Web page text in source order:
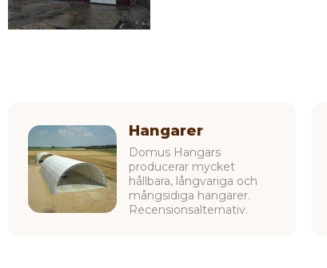
Hangarer
Domus Hangars
producerar mycket
hållbara, långvariga och
mångsidiga hangarer.
Recensionsalternativ.